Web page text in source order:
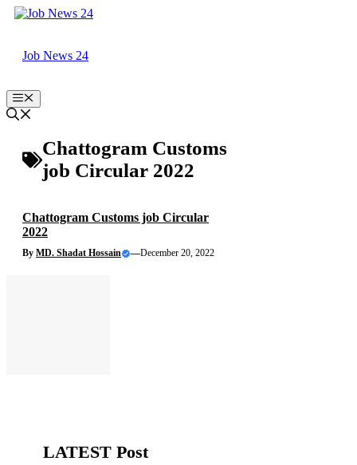
Skip
Job News 24
Menu
Chattogram Customs
job Circular 2022
Chattogram Customs job Circular
2022
By MD. Shadat Hossain —December 20, 2022
LATEST Post